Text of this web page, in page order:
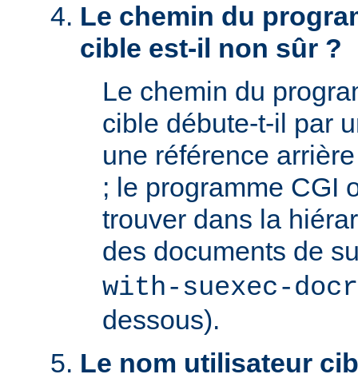
Le chemin du
cible est-il non sûr ?
Le chemin du
cible débute-t-il par
une référence
; le programme CGI
trouver dans la
des documents de
with-suexec-
dessous).
Le nom utilisateur